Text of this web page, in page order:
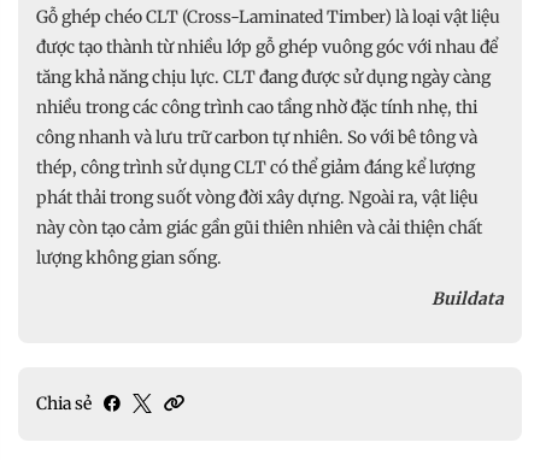
Gỗ ghép chéo CLT (Cross-Laminated Timber) là loại vật liệu
được tạo thành từ nhiều lớp gỗ ghép vuông góc với nhau để
tăng khả năng chịu lực. CLT đang được sử dụng ngày càng
nhiều trong các công trình cao tầng nhờ đặc tính nhẹ, thi
công nhanh và lưu trữ carbon tự nhiên. So với bê tông và
thép, công trình sử dụng CLT có thể giảm đáng kể lượng
phát thải trong suốt vòng đời xây dựng. Ngoài ra, vật liệu
này còn tạo cảm giác gần gũi thiên nhiên và cải thiện chất
lượng không gian sống.
Buildata
Chia sẻ